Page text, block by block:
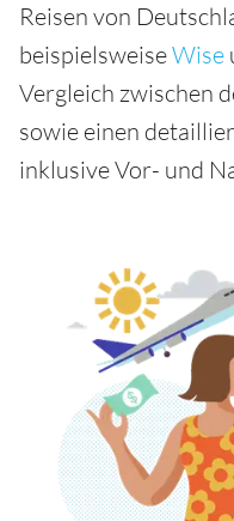
Reisen von
beispielsweiseWise
Vergleich zwischen
sowie einen
inklusive Vor- und